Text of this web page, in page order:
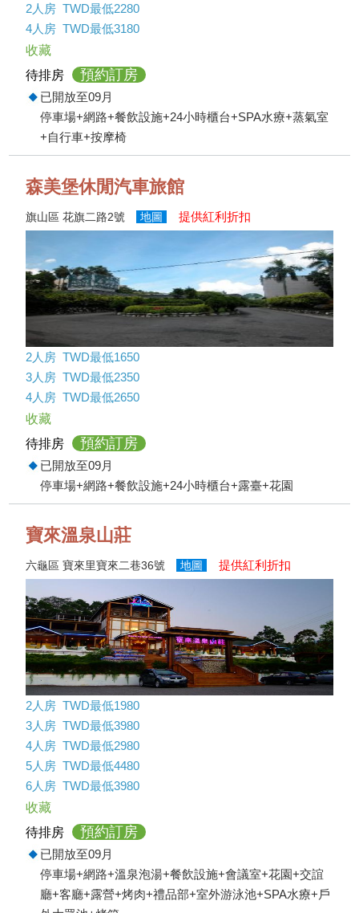
2人房 TWD最低2280
4人房 TWD最低3180
收藏
待排房
預約訂房
已開放至09月
停車場+網路+餐飲設施+24小時櫃台+SPA水療+蒸氣室
+自行車+按摩椅
森美堡休閒汽車旅館
旗山區 花旗二路2號 地圖 提供紅利折扣
2人房 TWD最低1650
3人房 TWD最低2350
4人房 TWD最低2650
收藏
待排房
預約訂房
已開放至09月
停車場+網路+餐飲設施+24小時櫃台+露臺+花園
寶來溫泉山莊
六龜區 寶來里寶來二巷36號 地圖 提供紅利折扣
2人房 TWD最低1980
3人房 TWD最低3980
4人房 TWD最低2980
5人房 TWD最低4480
6人房 TWD最低3980
收藏
待排房
預約訂房
已開放至09月
停車場+網路+溫泉泡湯+餐飲設施+會議室+花園+交誼
廳+客廳+露營+烤肉+禮品部+室外游泳池+SPA水療+戶